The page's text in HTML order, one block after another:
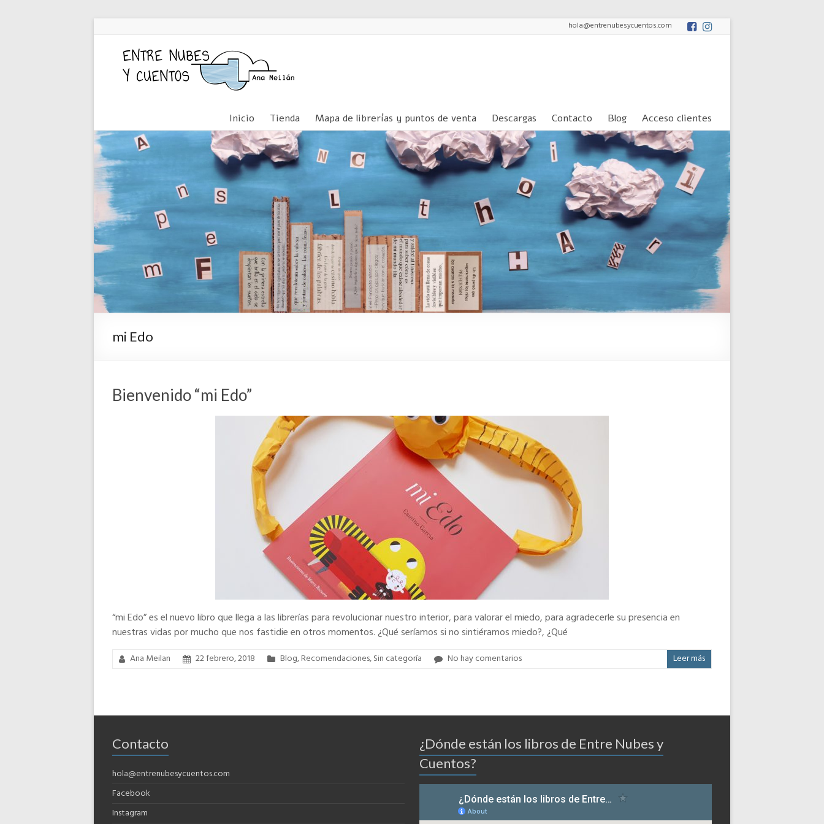
hola@entrenubesycuentos.com
Inicio Tienda Mapa de librerías y puntos de venta Descargas Contacto Blog Acceso clientes
mi Edo
Bienvenido “mi Edo”
“mi Edo” es el nuevo libro que llega a las librerías para revolucionar nuestro interior, para valorar el miedo, para agradecerle su presencia en
nuestras vidas por mucho que nos fastidie en otros momentos. ¿Qué seríamos si no sintiéramos miedo?, ¿Qué
Ana Meilan 22 febrero, 2018 Blog,Recomendaciones,Sin categoría No hay comentarios Leer más
Contacto
hola@entrenubesycuentos.com
Facebook
Instagram
¿Dónde están los libros de Entre Nubes y
Cuentos?